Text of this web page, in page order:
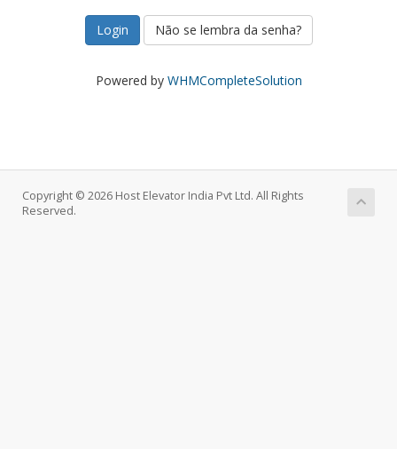
Não se lembra da senha?
Powered by WHMCompleteSolution
Copyright © 2026 Host Elevator India Pvt Ltd. All Rights
Reserved.